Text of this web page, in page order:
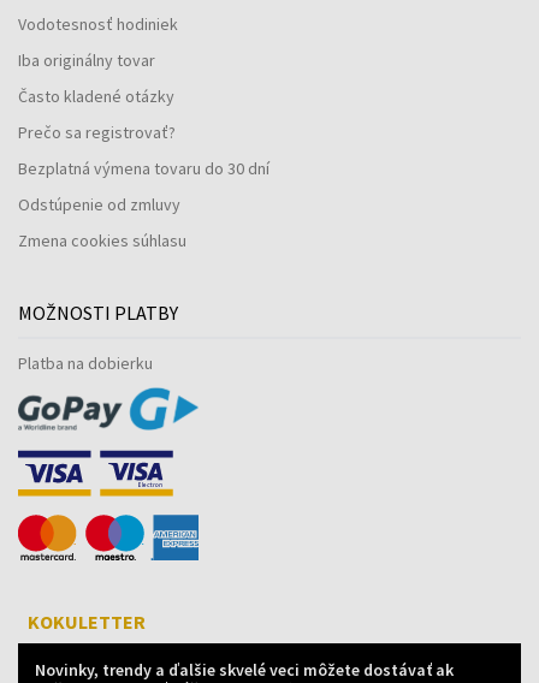
Vodotesnosť hodiniek
Iba originálny tovar
Často kladené otázky
Prečo sa registrovať?
Bezplatná výmena tovaru do 30 dní
Odstúpenie od zmluvy
Zmena cookies súhlasu
MOŽNOSTI PLATBY
Platba na dobierku
KOKULETTER
Novinky, trendy a ďalšie skvelé veci môžete dostávať ak